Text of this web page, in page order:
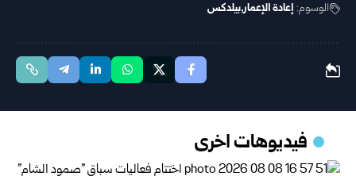
الوسوم: إعادة الإعمار بيلدكس
فيديوهات اخرى